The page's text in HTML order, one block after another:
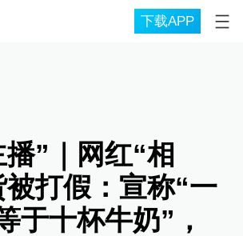
下载APP
”｜网红“相
被打假：宣称“一
于十杯牛奶”，